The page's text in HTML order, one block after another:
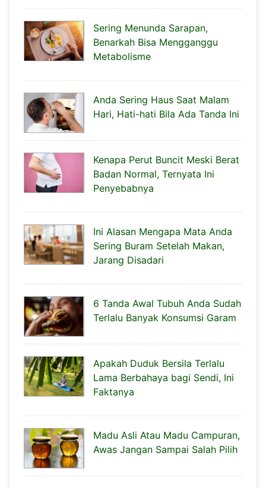
Sering Menunda Sarapan,
Benarkah Bisa Mengganggu
Metabolisme
Anda Sering Haus Saat Malam
Hari, Hati-hati Bila Ada Tanda Ini
Kenapa Perut Buncit Meski Berat
Badan Normal, Ternyata Ini
Penyebabnya
Ini Alasan Mengapa Mata Anda
Sering Buram Setelah Makan,
Jarang Disadari
6 Tanda Awal Tubuh Anda Sudah
Terlalu Banyak Konsumsi Garam
Apakah Duduk Bersila Terlalu
Lama Berbahaya bagi Sendi, Ini
Faktanya
Madu Asli Atau Madu Campuran,
Awas Jangan Sampai Salah Pilih